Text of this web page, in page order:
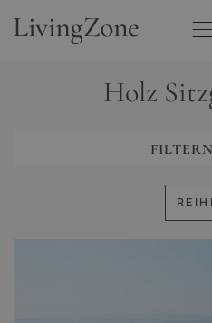
Holz
FILTERN